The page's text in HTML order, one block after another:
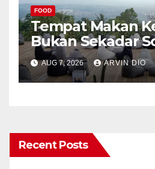
FOOD
Tempat Makan
Bukan Sekadar
AUG 7, 2026 ARVIN DIO
Recent Posts